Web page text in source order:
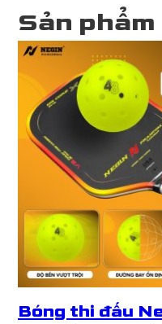
Sản
Bóng thi đấu